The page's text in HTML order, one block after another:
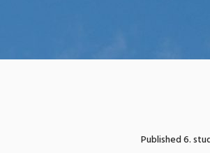
Published6.